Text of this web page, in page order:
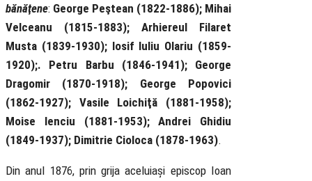
bănăţene: George Peştean (1822-1886); Mihai
Velceanu (1815-1883); Arhiereul Filaret
Musta (1839-1930); Iosif Iuliu Olariu (1859-
1920);. Petru Barbu (1846-1941); George
Dragomir (1870-1918); George Popovici
(1862-1927); Vasile Loichiţă (1881-1958);
Moise Ienciu (1881-1953); Andrei Ghidiu
(1849-1937); Dimitrie Cioloca (1878-1963).
Din anul 1876, prin grija aceluiași episcop Ioan